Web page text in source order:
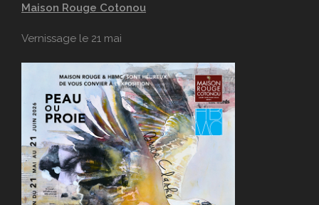
Maison Rouge Cotonou
Vernissage le 21 mai